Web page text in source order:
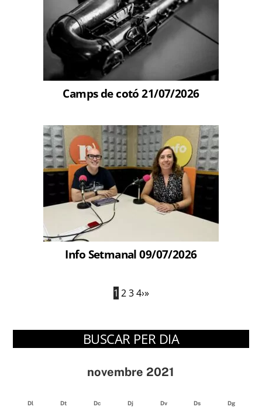
Camps de cotó 21/07/2026
Info Setmanal 09/07/2026
1 2 3 4›»
BUSCAR PER DIA
novembre 2021
Dl Dt Dc Dj Dv Ds Dg